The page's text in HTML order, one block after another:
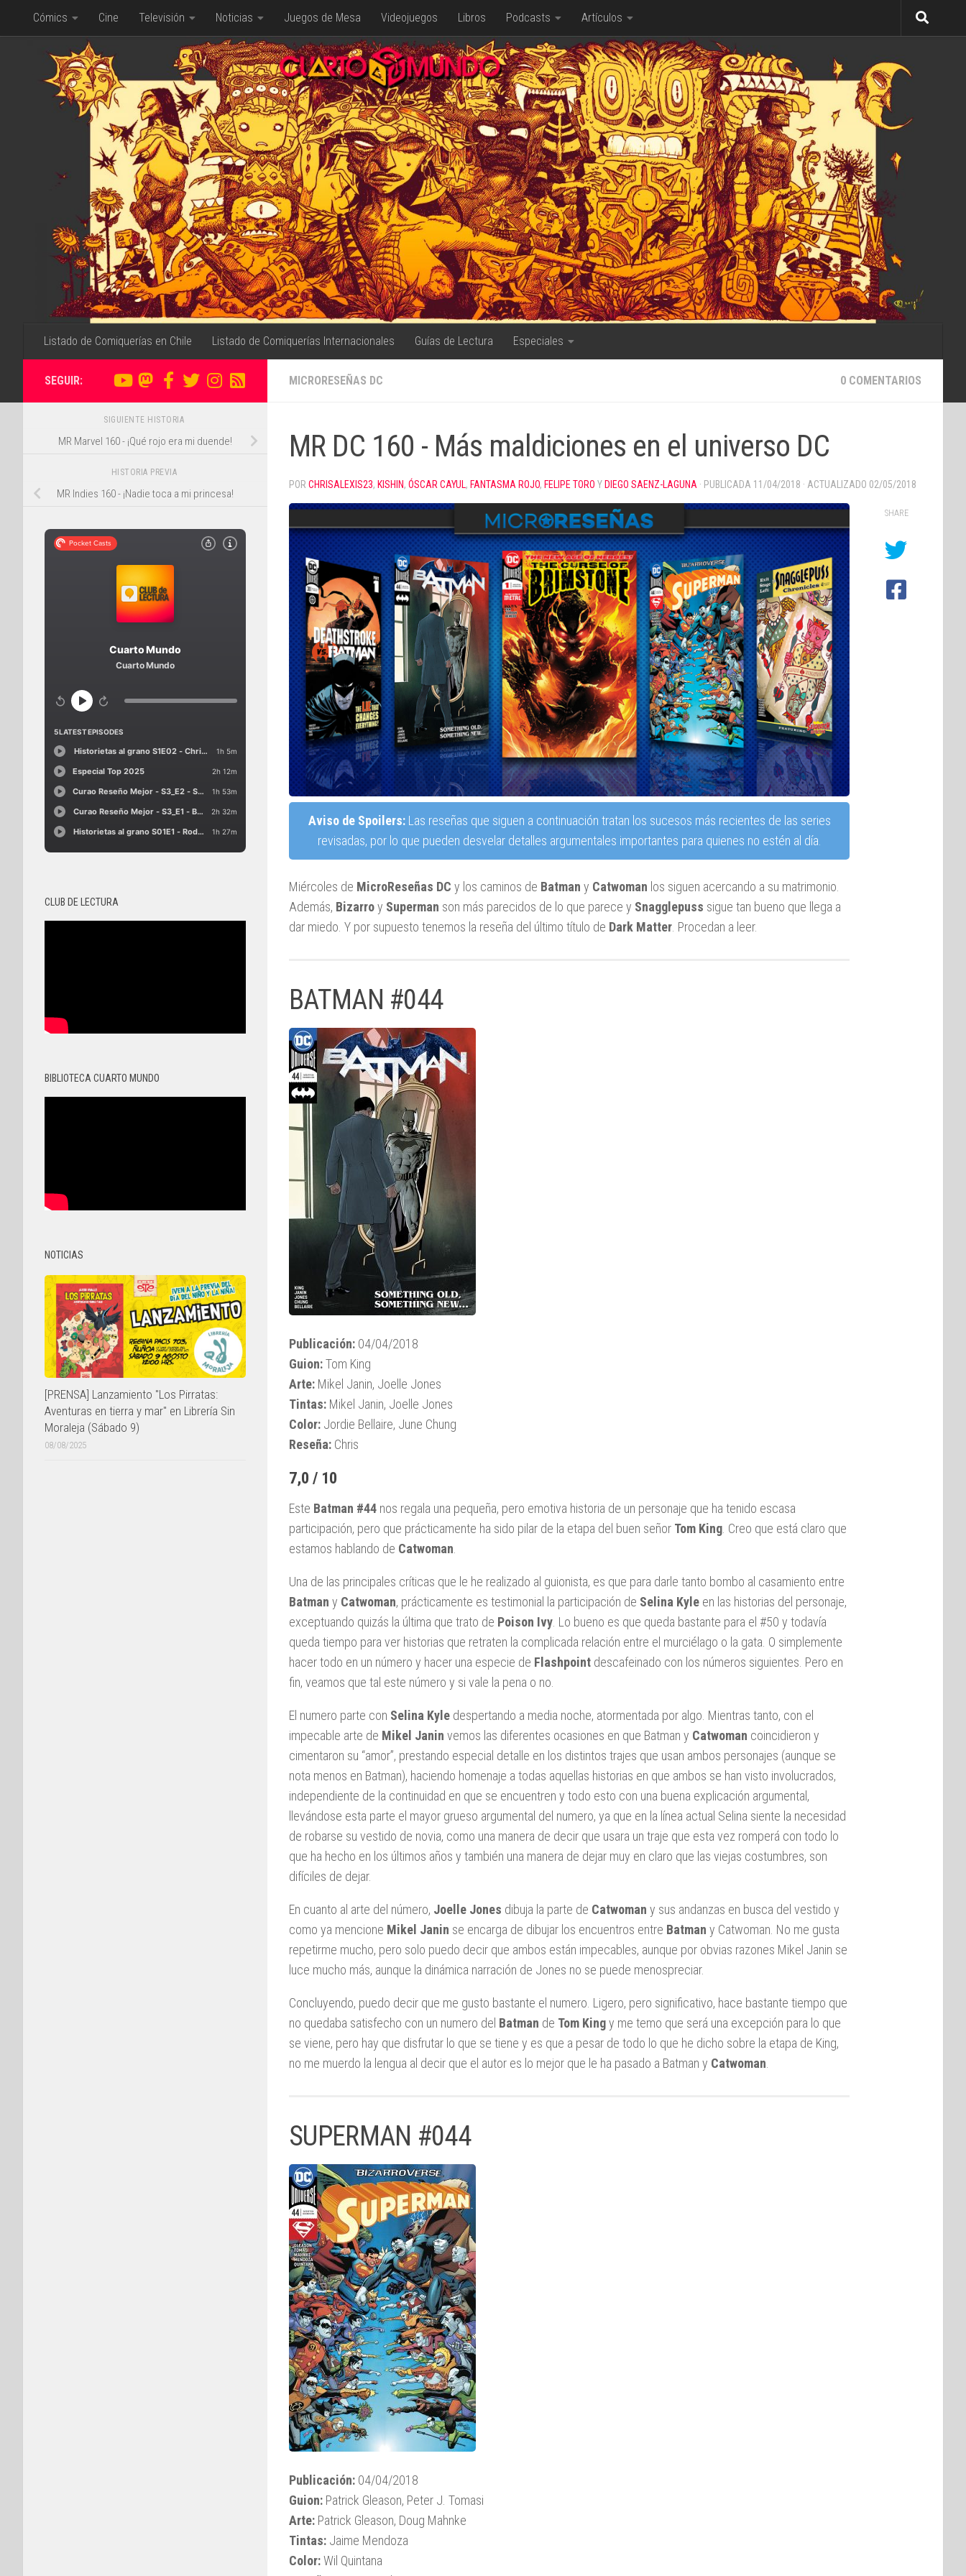
Saltar al contenido
Cómics Cine Televisión Noticias Juegos de Mesa Videojuegos Libros Podcasts Artículos
Listado de Comiquerías en Chile Listado de Comiquerías Internacionales Guías de Lectura Especiales
MICRORESEÑAS DC 0 COMENTARIOS
MR DC 160 - Más maldiciones en el universo DC
POR CHRISALEXIS23, KISHIN, ÓSCAR CAYUL, FANTASMA ROJO, FELIPE TORO Y DIEGO SAENZ-LAGUNA · PUBLICADA 11/04/2018 · ACTUALIZADO 02/05/2018
Aviso de Spoilers:Las reseñas que siguen a continuación tratan los sucesos más recientes de las series
revisadas, por lo que pueden desvelar detalles argumentales importantes para quienes no estén al día.
Miércoles de MicroReseñas DC y los caminos de Batman y Catwoman los siguen acercando a su matrimonio.
Además, Bizarroy Superman son más parecidos de lo que parece y Snagglepuss sigue tan bueno que llega a
dar miedo. Y por supuesto tenemos la reseña del último título de Dark Matter . Procedan a leer.
BATMAN #044
Publicación: 04/04/2018
Guion:Tom King
Arte: Mikel Janin, Joelle Jones
Tintas: Mikel Janin, Joelle Jones
Color: Jordie Bellaire, June Chung
Reseña: Chris
7,0 / 10
Este Batman #44 nos regala una pequeña, pero emotiva historia de un personaje que ha tenido escasa
participación, pero que prácticamente ha sido pilar de la etapa del buen señor Tom King . Creo que está claro que
estamos hablando de Catwoman
Una de las principales críticas que le he realizado al guionista, es que para darle tanto bombo al casamiento entre
Batman y Catwoman, prácticamente es testimonial la participación de Selina Kyle en las historias del personaje,
exceptuando quizás la última que trato de Poison Ivy . Lo bueno es que queda bastante para el #50 y todavía
queda tiempo para ver historias que retraten la complicada relación entre el murciélago o la gata. O simplemente
hacer todo en un número y hacer una especie de Flashpoint descafeinado con los números siguientes. Pero en
fin, veamos que tal este número y si vale la pena o no.
El numero parte con Selina Kyle despertando a media noche, atormentada por algo. Mientras tanto, con el
impecable arte de Mikel Janin vemos las diferentes ocasiones en que Batman y Catwoman coincidieron y
cimentaron su “amor”, prestando especial detalle en los distintos trajes que usan ambos personajes (aunque se
nota menos en Batman), haciendo homenaje a todas aquellas historias en que ambos se han visto involucrados,
independiente de la continuidad en que se encuentren y todo esto con una buena explicación argumental,
llevándose esta parte el mayor grueso argumental del numero, ya que en la línea actual Selina siente la necesidad
de robarse su vestido de novia, como una manera de decir que usara un traje que esta vez romperá con todo lo
que ha hecho en los últimos años y también una manera de dejar muy en claro que las viejas costumbres, son
difíciles de dejar.
En cuanto al arte del número, Joelle Jones dibuja la parte de Catwoman y sus andanzas en busca del vestido y
como ya mencione Mikel Janin se encarga de dibujar los encuentros entre Batman y Catwoman. No me gusta
repetirme mucho, pero solo puedo decir que ambos están impecables, aunque por obvias razones Mikel Janin se
luce mucho más, aunque la dinámica narración de Jones no se puede menospreciar.
Concluyendo, puedo decir que me gusto bastante el numero. Ligero, pero significativo, hace bastante tiempo que
no quedaba satisfecho con un numero del Batman de Tom Kingy me temo que será una excepción para lo que
se viene, pero hay que disfrutar lo que se tiene y es que a pesar de todo lo que he dicho sobre la etapa de King,
no me muerdo la lengua al decir que el autor es lo mejor que le ha pasado a Batman y Catwoman
SUPERMAN #044
Publicación: 04/04/2018
Guion: Patrick Gleason, Peter J. Tomasi
Arte: Patrick Gleason, Doug Mahnke
Tintas: Jaime Mendoza
Color:Wil Quintana
SHARE
SEGUIR:
SIGUIENTE HISTORIA
MR Marvel 160 - ¡Qué rojo era mi duende!
HISTORIA PREVIA
MR Indies 160 - ¡Nadie toca a mi princesa!
CLUB DE LECTURA
BIBLIOTECA CUARTO MUNDO
NOTICIAS
[PRENSA] Lanzamiento "Los Pirratas:
Aventuras en tierra y mar" en Librería Sin
Moraleja (Sábado 9)
08/08/2025